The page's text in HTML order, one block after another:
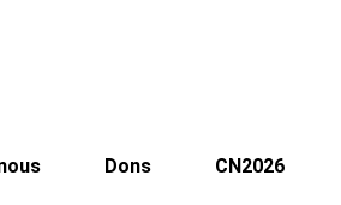
Dons CN2026